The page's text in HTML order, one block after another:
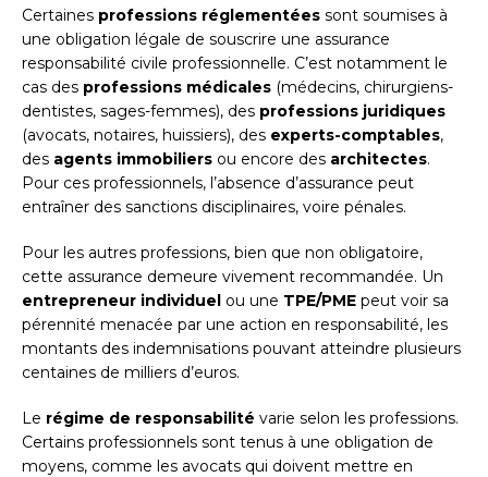
Certaines professions réglementées sont soumises à
une obligation légale de souscrire une assurance
responsabilité civile professionnelle. C’est notamment le
cas des professions médicales (médecins, chirurgiens-
dentistes, sages-femmes), des professions juridiques
(avocats, notaires, huissiers), des experts-comptables,
des agents immobiliers ou encore des architectes.
Pour ces professionnels, l’absence d’assurance peut
entraîner des sanctions disciplinaires, voire pénales.
Pour les autres professions, bien que non obligatoire,
cette assurance demeure vivement recommandée. Un
entrepreneur individuel ou une TPE/PME peut voir sa
pérennité menacée par une action en responsabilité, les
montants des indemnisations pouvant atteindre plusieurs
centaines de milliers d’euros.
Le régime de responsabilité varie selon les professions.
Certains professionnels sont tenus à une obligation de
moyens, comme les avocats qui doivent mettre en